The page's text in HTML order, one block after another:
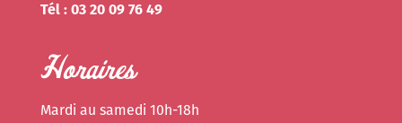
Tél : 03 20 09 76 49
Horaires
Mardi au samedi 10h-18h